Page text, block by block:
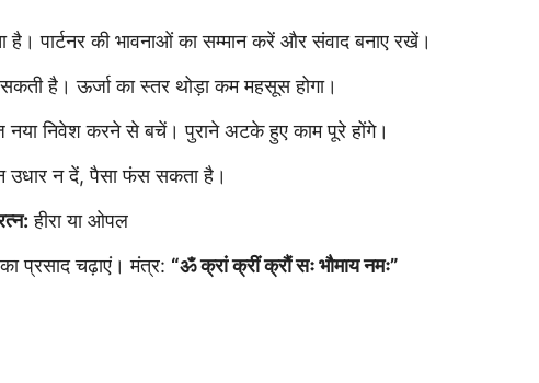
पार्टनर की भावनाओं का सम्मान करें और संवाद बनाए रखें।
है। ऊर्जा का स्तर थोड़ा कम महसूस होगा।
निवेश करने से बचें। पुराने अटके हुए काम पूरे होंगे।
उधार न दें, पैसा फंस सकता है।
हीरा या ओपल
प्रसाद चढ़ाएं। मंत्र: “ॐ क्रां क्रीं क्रौं सः भौमाय नमः”